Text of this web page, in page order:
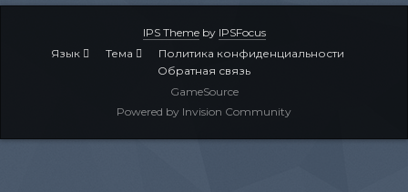
IPS Themeby IPSFocus
Язык
Тема
Политика конфиденциальности
Обратная связь
GameSource
Powered by Invision Community